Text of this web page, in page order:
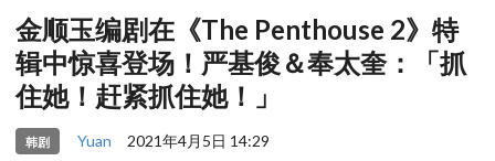
金顺玉编剧在《The Penthouse 2》特
辑中惊喜登场！严基俊＆奉太奎：「抓
住她！赶紧抓住她！」
韩剧 Yuan 2021年4月5日 14:29